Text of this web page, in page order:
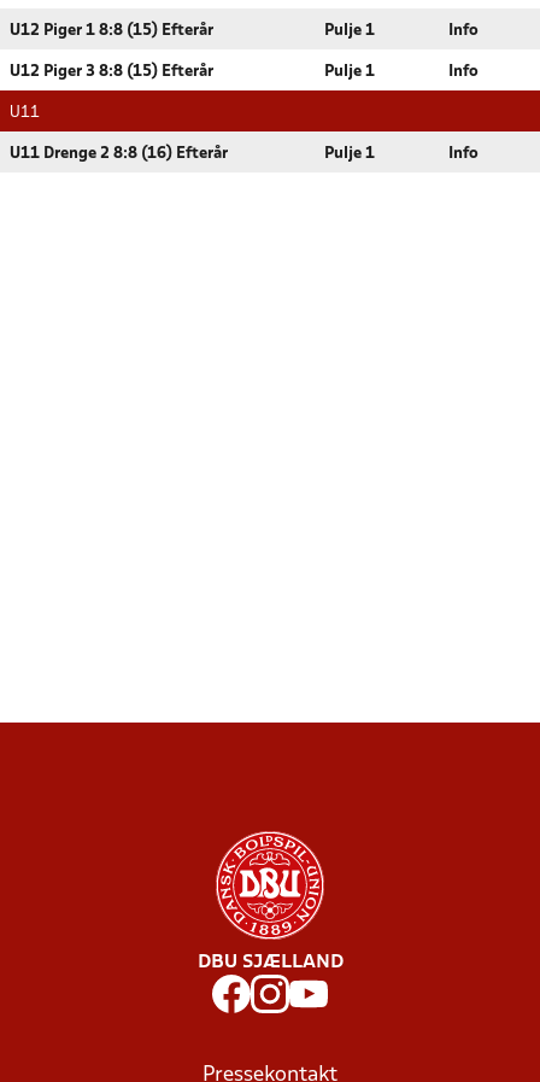
U12 Piger 1 8:8 (15) Efterår Pulje 1 Info
U12 Piger 3 8:8 (15) Efterår Pulje 1 Info
U11
U11 Drenge 2 8:8 (16) Efterår Pulje 1 Info
DBU SJÆLLAND
Pressekontakt